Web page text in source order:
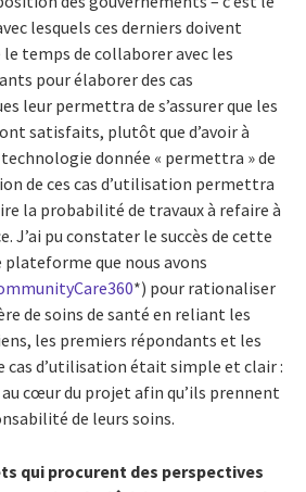
lesquels ces derniers doivent
temps de collaborer avec les
pour élaborer des cas
leur permettra de s’assurer que les
satisfaits, plutôt que d’avoir à
technologie donnée « permettra » de
de ces cas d’utilisation permettra
la probabilité de travaux à refaire à
J’ai pu constater le succès de cette
plateforme que nous avons
*) pour rationaliser
de soins de santé en reliant les
les premiers répondants et les
cas d’utilisation était simple et clair :
cœur du projet afin qu’ils prennent
de leurs soins.
qui procurent des perspectives